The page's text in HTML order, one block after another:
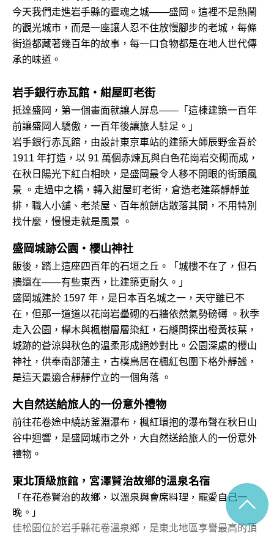
今天我們走進岩手縣的靈魂之城——盛岡。這裡不是熱鬧
的觀光城市，而是一座讓人忍不住放慢腳步的老城，每條
街道都藏著幾百年的故事，每一口食物都是在地人世代傳
承的味道。
岩手銀行赤瓦館・紺屋町老街
抵達盛岡，第一個畫面就讓人屏息——「這棟建築一百年
前讓盛岡人驕傲，一百年後讓旅人駐足。」
岩手銀行赤瓦館，由設計東京車站的建築大師辰野金吾於
1911 年打造，以 91 萬個赤煉瓦與白色花崗岩交砌而成，
在秋日陽光下紅白相映，是盛岡最令人移不開眼的街頭風
景 。走過中之橋，轉入紺屋町老街，倉造老建築靜靜並
排，職人小舖、老茶屋、百年煎餅店散落其間，不用特別
找什麼，慢慢走就是風景 。
盛岡城跡公園・櫻山神社
飯後，踏上這座四百年的石垣之丘。「城樓不在了，但石
牆還在——有些東西，比建築更耐久。」
盛岡城建於 1597 年，是日本百名城之一，天守雖已不
在，但那一道道以花崗岩壘砌的石牆依然氣勢磅礡 。秋季
走入公園，欅木與楓樹層層染紅，石縫間探出橙黃枝葉，
城跡的蒼涼與秋色的溫柔形成絕妙對比。公園深處的櫻山
神社，供奉南部藩主，古樸鳥居在楓紅包圍下格外靜謐，
是這天最適合靜靜佇立的一個角落 。
大自然送給旅人的一份意外禮物
前往花卷途中繞訪釜淵瀑布，楓紅環抱的瀑布聲在秋日山
谷中迴響，是盛岡城市之外，大自然送給旅人的一份意外
禮物。
東北頂級旅館，宮澤賢治故鄉的溫泉名宿
「在花卷賢治的故鄉，以溫泉與會席料理，寵愛自己一
晚。」
佳松園位於岩手縣花卷溫泉鄉，是東北地區享譽最高的頂
^